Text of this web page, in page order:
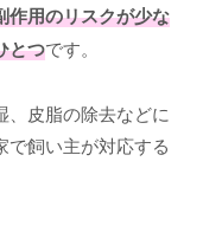
作用のリスクが少な
とつです。
皮脂の除去などに
で飼い主が対応する